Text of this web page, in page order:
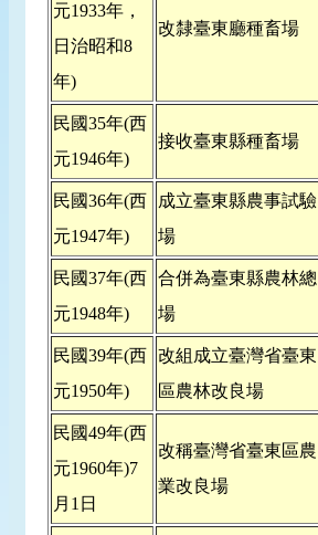
元1933年，
日治昭和8
年)
改隸臺東廳種畜場
民國35年(西
元1946年)
接收臺東縣種畜場
民國36年(西
元1947年)
成立臺東縣農事試驗
場
民國37年(西
元1948年)
合併為臺東縣農林總
場
民國39年(西
元1950年)
改組成立臺灣省臺東
區農林改良場
民國49年(西
元1960年)7
月1日
改稱臺灣省臺東區農
業改良場